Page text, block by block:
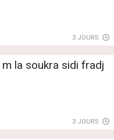
3 JOURS
la soukra sidi fradj
3 JOURS